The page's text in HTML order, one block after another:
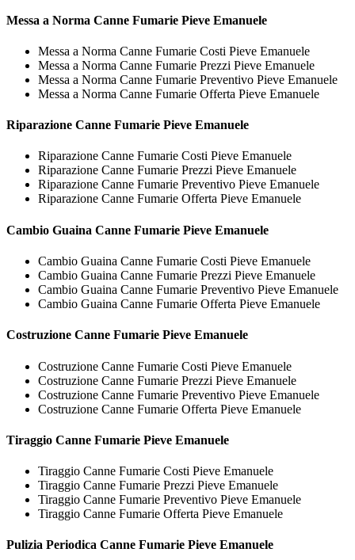
Messa a Norma Canne Fumarie Pieve Emanuele
Messa a Norma Canne Fumarie Costi Pieve Emanuele
Messa a Norma Canne Fumarie Prezzi Pieve Emanuele
Messa a Norma Canne Fumarie Preventivo Pieve Emanuele
Messa a Norma Canne Fumarie Offerta Pieve Emanuele
Riparazione Canne Fumarie Pieve Emanuele
Riparazione Canne Fumarie Costi Pieve Emanuele
Riparazione Canne Fumarie Prezzi Pieve Emanuele
Riparazione Canne Fumarie Preventivo Pieve Emanuele
Riparazione Canne Fumarie Offerta Pieve Emanuele
Cambio Guaina Canne Fumarie Pieve Emanuele
Cambio Guaina Canne Fumarie Costi Pieve Emanuele
Cambio Guaina Canne Fumarie Prezzi Pieve Emanuele
Cambio Guaina Canne Fumarie Preventivo Pieve Emanuele
Cambio Guaina Canne Fumarie Offerta Pieve Emanuele
Costruzione Canne Fumarie Pieve Emanuele
Costruzione Canne Fumarie Costi Pieve Emanuele
Costruzione Canne Fumarie Prezzi Pieve Emanuele
Costruzione Canne Fumarie Preventivo Pieve Emanuele
Costruzione Canne Fumarie Offerta Pieve Emanuele
Tiraggio Canne Fumarie Pieve Emanuele
Tiraggio Canne Fumarie Costi Pieve Emanuele
Tiraggio Canne Fumarie Prezzi Pieve Emanuele
Tiraggio Canne Fumarie Preventivo Pieve Emanuele
Tiraggio Canne Fumarie Offerta Pieve Emanuele
Pulizia Periodica Canne Fumarie Pieve Emanuele